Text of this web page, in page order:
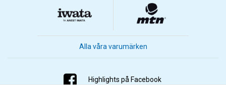
Alla våra varumärken
Highlights på Facebook